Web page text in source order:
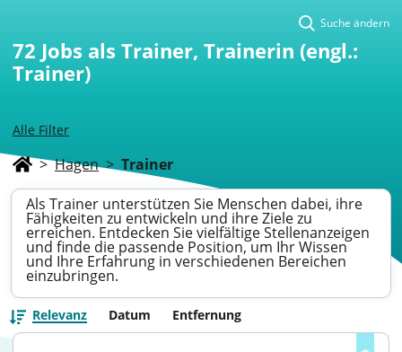
Alle Filter
Suche ändern
72 Jobs als Trainer, Trainerin (engl.:
Trainer)
> Hagen > Trainer
Als Trainer unterstützen Sie Menschen dabei, ihre
Fähigkeiten zu entwickeln und ihre Ziele zu
erreichen. Entdecken Sie vielfältige Stellenanzeigen
und finde die passende Position, um Ihr Wissen
und Ihre Erfahrung in verschiedenen Bereichen
einzubringen.
Relevanz Datum Entfernung